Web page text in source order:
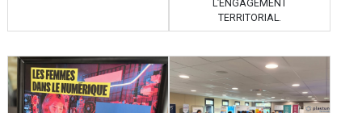
L’ENGAGEMENT
TERRITORIAL.